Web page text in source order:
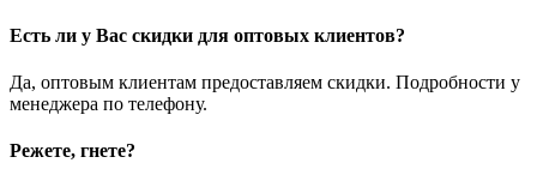
Есть ли у Вас скидки для оптовых клиентов?
Да, оптовым клиентам предоставляем скидки. Подробности у
менеджера по телефону.
Режете, гнете?